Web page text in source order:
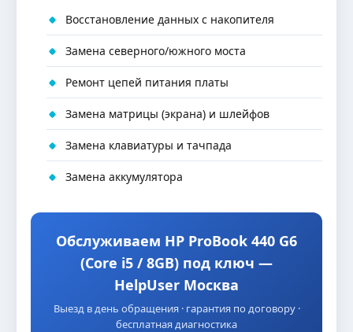
Восстановление данных с накопителя
Замена северного/южного моста
Ремонт цепей питания платы
Замена матрицы (экрана) и шлейфов
Замена клавиатуры и тачпада
Замена аккумулятора
Обслуживаем HP ProBook 440 G6
(Core i5 / 8GB) под ключ —
HelpUser Москва
Выезд в день обращения · гарантия по договору ·
бесплатная диагностика